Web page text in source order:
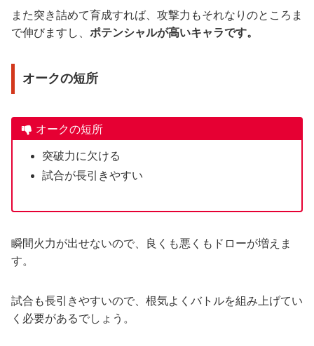
また突き詰めて育成すれば、攻撃力もそれなりのところま
で伸びますし、 ポテンシャルが高いキャラです。
オークの短所
オークの短所
突破力に欠ける
試合が長引きやすい
瞬間火力が出せないので、良くも悪くもドローが増えま
す。
試合も長引きやすいので、根気よくバトルを組み上げてい
く必要があるでしょう。